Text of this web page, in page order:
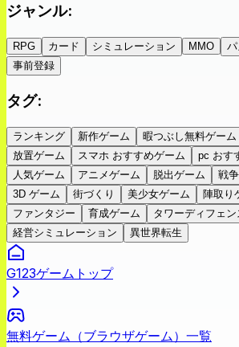
ジャンル:
RPG カード シミュレーション MMO
事前登録
タグ:
ランキング 新作ゲーム 暇つぶし無料ゲーム
放置ゲーム
スマホ おすすめゲーム pc おす
人気ゲーム
アニメゲーム 脱出ゲーム 戦争
3D ゲーム
街づくり 美少女ゲーム 陣取り
ファンタジー
育成ゲーム
タワーディフェン
経営シミュレーション
異世界転生
G123ゲームトップ
無料ゲーム（ブラウザゲーム）一覧